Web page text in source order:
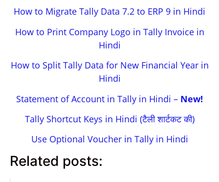
How to Migrate Tally Data 7.2 to ERP 9 in Hindi
How to Print Company Logo in Tally Invoice in
Hindi
How to Split Tally Data for New Financial Year in
Hindi
Statement of Account in Tally in Hindi – New!
Tally Shortcut Keys in Hindi (टैली शार्टकट की)
Use Optional Voucher in Tally in Hindi
Related posts: